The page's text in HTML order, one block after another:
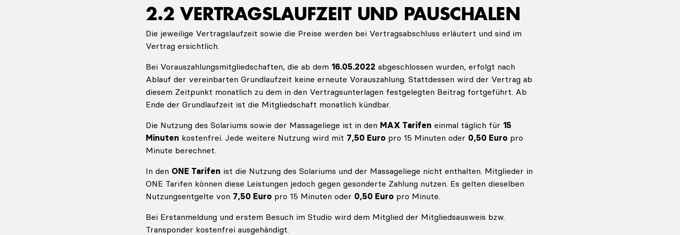
2.2 VERTRAGSLAUFZEIT UND PAUSCHALEN
Die jeweilige Vertragslaufzeit sowie die Preise werden bei Vertragsabschluss erläutert und sind im
Vertrag ersichtlich.
Bei Vorauszahlungsmitgliedschaften, die ab dem 16.05.2022 abgeschlossen wurden, erfolgt nach
Ablauf der vereinbarten Grundlaufzeit keine erneute Vorauszahlung. Stattdessen wird der Vertrag ab
diesem Zeitpunkt monatlich zu dem in den Vertragsunterlagen festgelegten Beitrag fortgeführt. Ab
Ende der Grundlaufzeit ist die Mitgliedschaft monatlich kündbar.
Die Nutzung des Solariums sowie der Massageliege ist in den MAX Tarifen einmal täglich für 15
Minuten kostenfrei. Jede weitere Nutzung wird mit 7,50 Euro pro 15 Minuten oder 0,50 Euro pro
Minute berechnet.
In den ONE Tarifen ist die Nutzung des Solariums und der Massageliege nicht enthalten. Mitglieder in
ONE Tarifen können diese Leistungen jedoch gegen gesonderte Zahlung nutzen. Es gelten dieselben
Nutzungsentgelte von 7,50 Euro pro 15 Minuten oder 0,50 Euro pro Minute.
Bei Erstanmeldung und erstem Besuch im Studio wird dem Mitglied der Mitgliedsausweis bzw.
Transponder kostenfrei ausgehändigt.